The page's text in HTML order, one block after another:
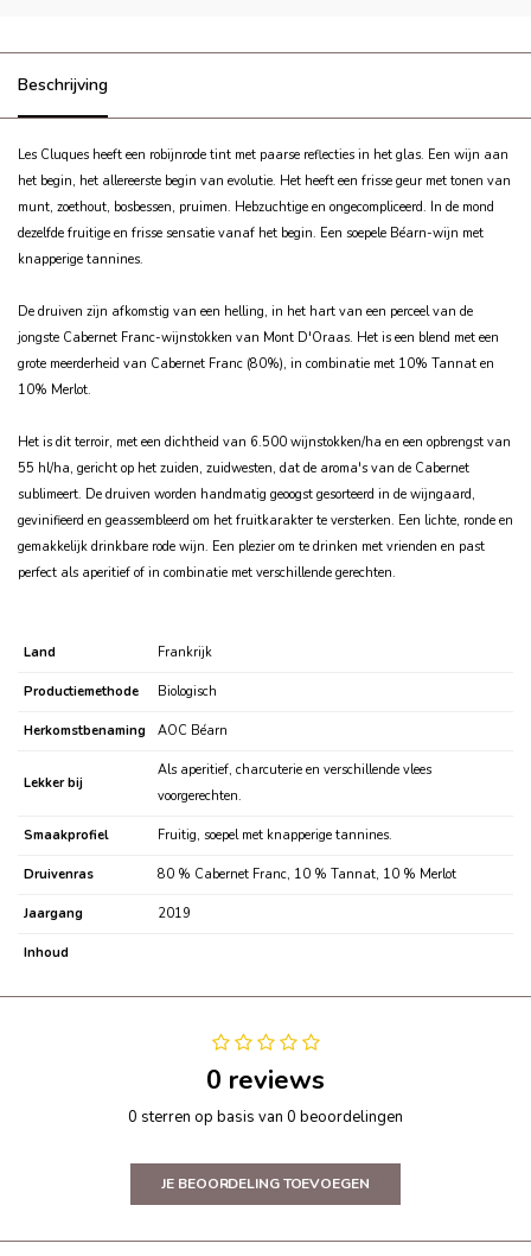
Beschrijving
Les Cluques heeft een robijnrode tint met paarse reflecties in het glas. Een wijn aan
het begin, het allereerste begin van evolutie. Het heeft een frisse geur met tonen van
munt, zoethout, bosbessen, pruimen. Hebzuchtige en ongecompliceerd. In de mond
dezelfde fruitige en frisse sensatie vanaf het begin. Een soepele Béarn-wijn met
knapperige tannines.
De druiven zijn afkomstig van een helling, in het hart van een perceel van de
jongste Cabernet Franc-wijnstokken van Mont D'Oraas. Het is een blend met een
grote meerderheid van Cabernet Franc (80%), in combinatie met 10% Tannat en
10% Merlot.
Het is dit terroir, met een dichtheid van 6.500 wijnstokken/ha en een opbrengst van
55 hl/ha, gericht op het zuiden, zuidwesten, dat de aroma's van de Cabernet
sublimeert. De druiven worden handmatig geoogst gesorteerd in de wijngaard,
gevinifieerd en geassembleerd om het fruitkarakter te versterken. Een lichte, ronde en
gemakkelijk drinkbare rode wijn. Een plezier om te drinken met vrienden en past
perfect als aperitief of in combinatie met verschillende gerechten.
Land Frankrijk
Productiemethode Biologisch
Herkomstbenaming AOC Béarn
Lekker bij
Als aperitief, charcuterie en verschillende vlees
voorgerechten.
Smaakprofiel Fruitig, soepel met knapperige tannines.
Druivenras 80 % Cabernet Franc, 10 % Tannat, 10 % Merlot
Jaargang 2019
Inhoud
0 reviews
0 sterren op basis van 0 beoordelingen
JE BEOORDELING TOEVOEGEN